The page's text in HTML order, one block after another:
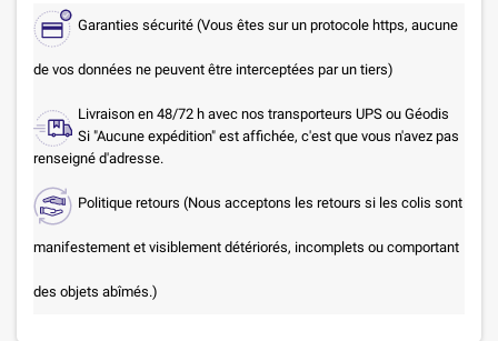
Garanties sécurité (Vous êtes sur un protocole https, aucune
de vos données ne peuvent être interceptées par un tiers)
Livraison en 48/72 h avec nos transporteurs UPS ou Géodis
Si "Aucune expédition" est affichée, c'est que vous n'avez pas
renseigné d'adresse.
Politique retours (Nous acceptons les retours si les colis sont
manifestement et visiblement détériorés, incomplets ou comportant
des objets abîmés.)